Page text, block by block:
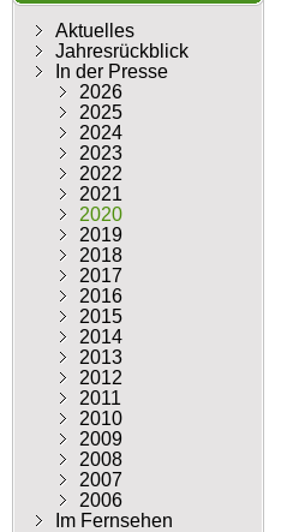
Aktuelles
Jahresrückblick
In der Presse
2026
2025
2024
2023
2022
2021
2020
2019
2018
2017
2016
2015
2014
2013
2012
2011
2010
2009
2008
2007
2006
Im Fernsehen